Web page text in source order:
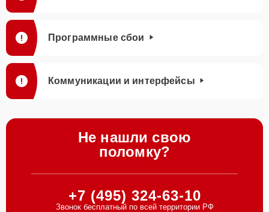
Программные сбои
Коммуникации и интерфейсы
Не нашли свою
поломку?
+7 (495) 324-63-10
Звонок бесплатный по всей территории РФ